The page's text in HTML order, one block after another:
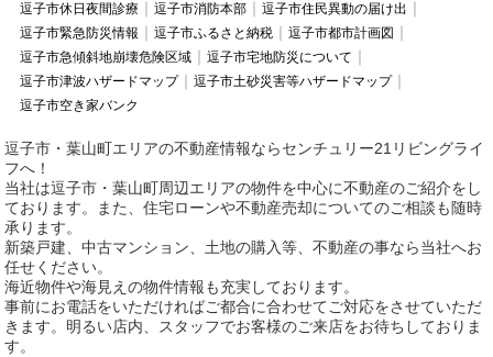
逗子市休日夜間診療
逗子市消防本部
逗子市住民異動の届け出
逗子市緊急防災情報
逗子市ふるさと納税
逗子市都市計画図
逗子市急傾斜地崩壊危険区域
逗子市宅地防災について
逗子市津波ハザードマップ
逗子市土砂災害等ハザードマップ
逗子市空き家バンク
逗子市・葉山町エリアの不動産情報ならセンチュリー21リビングライ
フへ！
当社は逗子市・葉山町周辺エリアの物件を中心に不動産のご紹介をし
ております。また、住宅ローンや不動産売却についてのご相談も随時
承ります。
新築戸建、中古マンション、土地の購入等、不動産の事なら当社へお
任せください。
海近物件や海見えの物件情報も充実しております。
事前にお電話をいただければご都合に合わせてご対応をさせていただ
きます。明るい店内、スタッフでお客様のご来店をお待ちしておりま
す。